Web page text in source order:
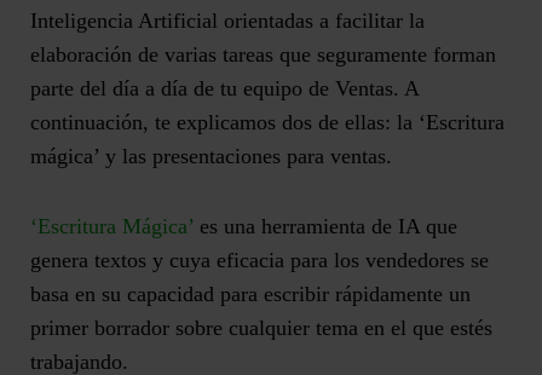
Inteligencia Artificial orientadas a facilitar la
elaboración de varias tareas que seguramente forman
parte del día a día de tu equipo de Ventas. A
continuación, te explicamos dos de ellas: la ‘Escritura
mágica’ y las presentaciones para ventas.
‘Escritura Mágica’ es una herramienta de IA que
genera textos y cuya eficacia para los vendedores se
basa en su capacidad para escribir rápidamente un
primer borrador sobre cualquier tema en el que estés
trabajando.